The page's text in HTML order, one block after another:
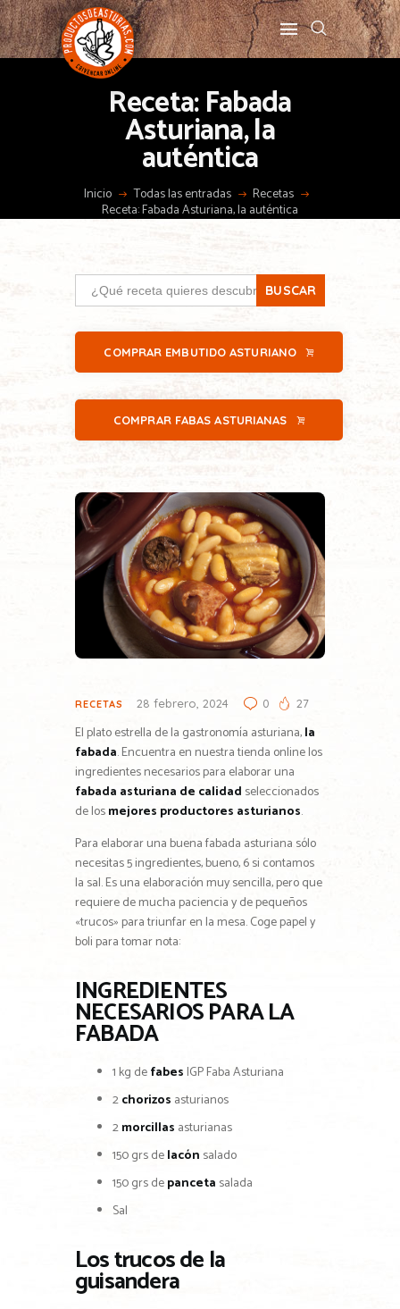
Receta: Fabada
Asturiana, la
auténtica
Inicio Todas las entradas Recetas
Receta: Fabada Asturiana, la auténtica
Search
COMPRAR EMBUTIDO ASTURIANO
COMPRAR FABAS ASTURIANAS
RECETAS 28 febrero, 2024 0 27
El plato estrella de la gastronomía asturiana,la
fabada. Encuentra en nuestra tienda online los
ingredientes necesarios para elaborar una
fabada asturiana de calidad seleccionados
de losmejores productores asturianos.
Para elaborar una buena fabada asturiana sólo
necesitas 5 ingredientes, bueno, 6 si contamos
la sal. Es una elaboración muy sencilla, pero que
requiere de mucha paciencia y de pequeños
«trucos» para triunfar en la mesa. Coge papel y
boli para tomar nota:
INGREDIENTES
NECESARIOS PARA LA
FABADA
1 kg defabesIGP Faba Asturiana
2chorizos asturianos
2morcillas asturianas
150 grs delacón salado
150 grs depanceta salada
Sal
Los trucos de la
guisandera